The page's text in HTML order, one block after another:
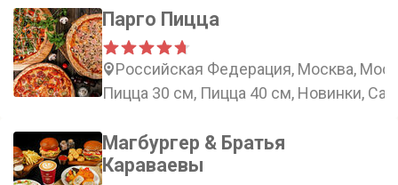
Парго Пицца
Российская Федерация, Москва,
Пицца 30 см, Пицца 40 см, Новинки,
Магбургер & Братья
Караваевы